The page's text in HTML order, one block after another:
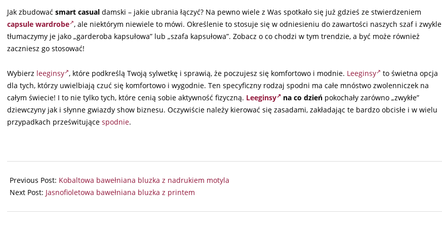
Jak zbudować smart casual damski – jakie ubrania łączyć? Na pewno wiele z Was spotkało się już gdzieś ze stwierdzeniem
capsule wardrobe , ale niektórym niewiele to mówi. Określenie to stosuje się w odniesieniu do zawartości naszych szaf i zwykle
tłumaczymy je jako „garderoba kapsułowa” lub „szafa kapsułowa”. Zobacz o co chodzi w tym trendzie, a być może również
zaczniesz go stosować!
Wybierz leeginsy , które podkreślą Twoją sylwetkę i sprawią, że poczujesz się komfortowo i modnie. Leeginsy
to świetna opcja
dla tych, którzy uwielbiają czuć się komfortowo i wygodnie. Ten specyficzny rodzaj spodni ma całe mnóstwo zwolenniczek na
całym świecie! I to nie tylko tych, które cenią sobie aktywność fizyczną. Leeginsy na co dzień pokochały zarówno „zwykłe”
dziewczyny jak i słynne gwiazdy show biznesu. Oczywiście należy kierować się zasadami, zakładając te bardzo obcisłe i w wielu
przypadkach prześwitujące spodnie.
07-
17
Previous Post: Kobaltowa bawełniana bluzka z nadrukiem motyla
Next Post: Jasnofioletowa bawełniana bluzka z printem